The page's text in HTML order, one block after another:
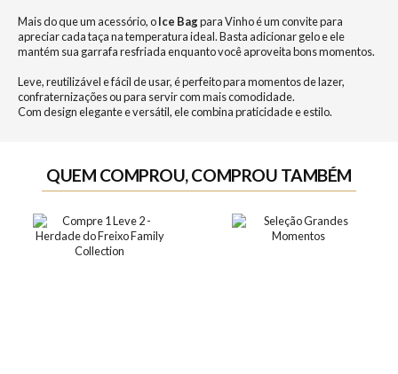
Mais do que um acessório, oIce Bagpara Vinho é um convite para
apreciar cada taça na temperatura ideal. Basta adicionar gelo e ele
mantém sua garrafa resfriada enquanto você aproveita bons momentos.
Leve, reutilizável e fácil de usar, é perfeito para momentos de lazer,
confraternizações ou para servir com mais comodidade.
Com design elegante e versátil, ele combina praticidade e estilo.
QUEM COMPROU, COMPROU TAMBÉM